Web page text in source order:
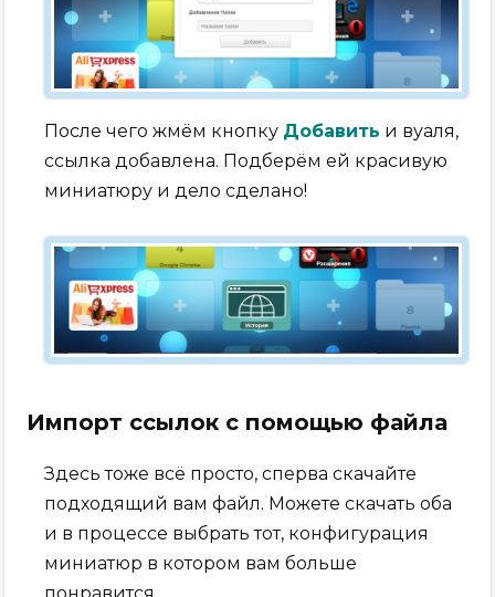
После чего жмём кнопку Добавить и вуаля,
ссылка добавлена. Подберём ей красивую
миниатюру и дело сделано!
Импорт ссылок с помощью файла
Здесь тоже всё просто, сперва скачайте
подходящий вам файл. Можете скачать оба
и в процессе выбрать тот, конфигурация
миниатюр в котором вам больше